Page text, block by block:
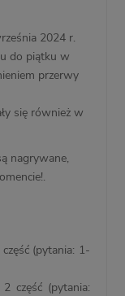
2024 r.
do piątku w
przerwy
się również w
nagrywane,
(pytania: 1-
część (pytania: